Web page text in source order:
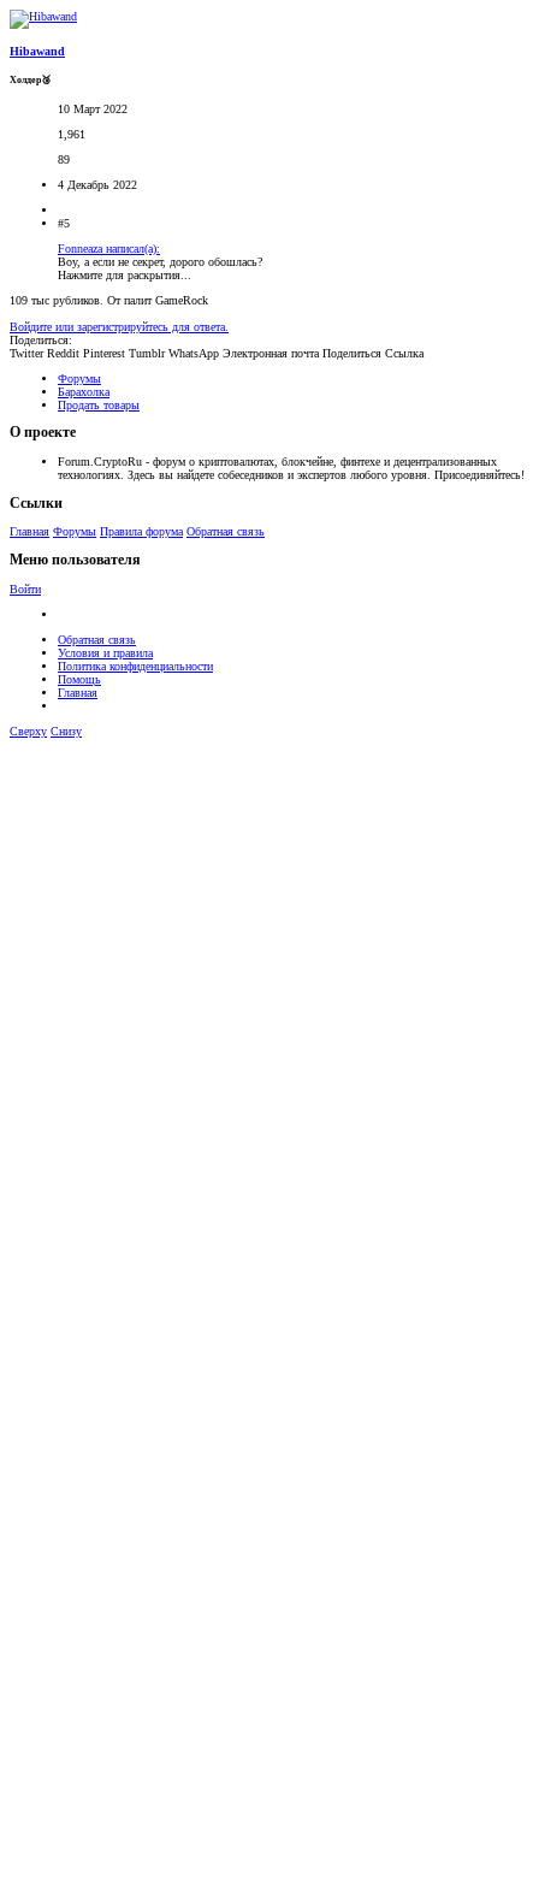
Hibawand
Холдер🥉
10 Март 2022
1,961
89
4 Декабрь 2022
#5
Fonneaza написал(а):
Воу, а если не секрет, дорого обошлась?
Нажмите для раскрытия...
109 тыс рубликов. От палит GameRock
Войдите или зарегистрируйтесь для ответа.
Поделиться:
Twitter Reddit Pinterest Tumblr WhatsApp Электронная почта Поделиться Ссылка
Форумы
Барахолка
Продать товары
О проекте
Forum.CryptoRu - форум о криптовалютах, блокчейне, финтехе и децентрализованных
технологиях. Здесь вы найдете собеседников и экспертов любого уровня. Присоединяйтесь!
Ссылки
Главная Форумы Правила форума Обратная связь
Меню пользователя
Войти
Обратная связь
Условия и правила
Политика конфиденциальности
Помощь
Главная
Сверху Снизу